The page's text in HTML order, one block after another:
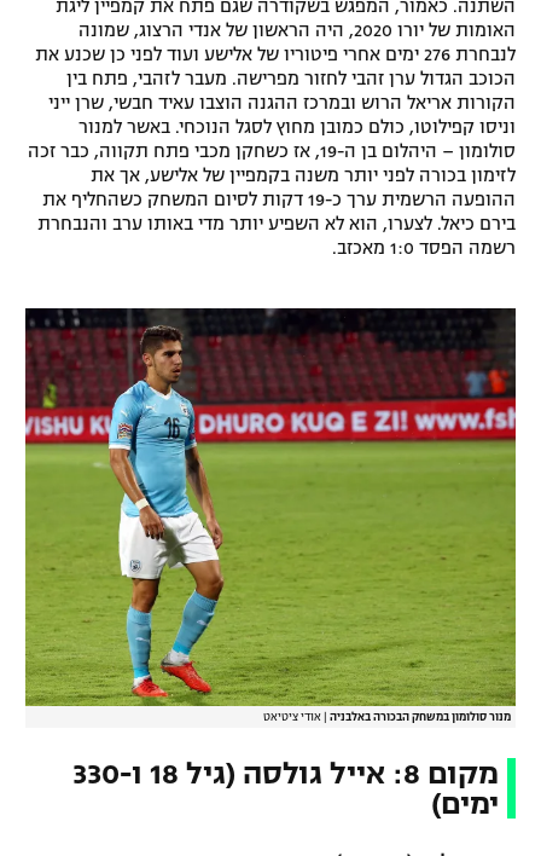
השתנה. כאמור, המפגש בשקודרה שגם פתח את קמפיין ליגת
האומות של יורו 2020, היה הראשון של אנדי הרצוג, שמונה
לנבחרת 276 ימים אחרי פיטוריו של אלישע ועוד לפני כן שכנע את
הכוכב הגדול ערן זהבי לחזור מפרישה. מעבר לזהבי, פתח בין
הקורות אריאל הרוש ובמרכז ההגנה הוצבו עאיד חבשי, שרן ייני
וניסו קפילוטו, כולם כמובן מחוץ לסגל הנוכחי. באשר למנור
סולומון – היהלום בן ה-19, אז כשחקן מכבי פתח תקווה, כבר זכה
לזימון בכורה לפני יותר משנה בקמפיין של אלישע, אך את
ההופעה הרשמית ערך כ-19 דקות לסיום המשחק כשהחליף את
בירם כיאל. לצערו, הוא לא השפיע יותר מדי באותו ערב והנבחרת
רשמה הפסד 1:0 מאכזב.
מנור סולומון במשחק הבכורה באלבניה אודי ציטיאט
מקום 8: אייל גולסה (גיל 18 ו-330
ימים)